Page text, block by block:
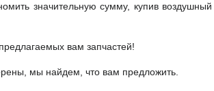
значительную сумму, купив
вам запчастей!
мы найдем, что вам предложить.